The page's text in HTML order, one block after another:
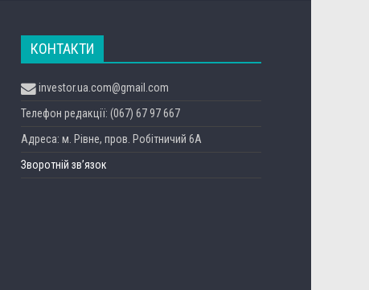
КОНТАКТИ
investor.ua.com@gmail.com
Телефон редакції: (067) 67 97 667
Адреса: м. Рівне, пров. Робітничий 6А
Зворотній зв’язок